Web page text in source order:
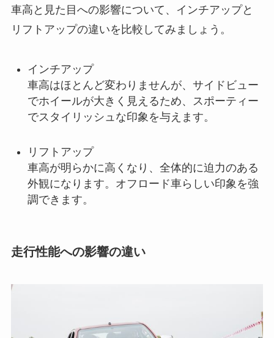
車高と見た目への影響について、インチアップと
リフトアップの違いを比較してみましょう。
インチアップ
車高はほとんど変わりませんが、サイドビュー
でホイールが大きく見えるため、スポーティー
でスタイリッシュな印象を与えます。
リフトアップ
車高が明らかに高くなり、全体的に迫力のある
外観になります。オフロード車らしい印象を強
調できます。
走行性能への影響の違い